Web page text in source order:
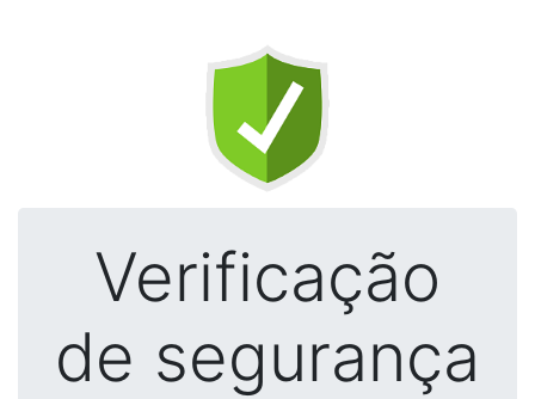
Verificação
de segurança